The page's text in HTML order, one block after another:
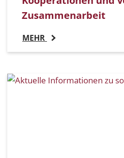
Zusammenarbeit
MEHR